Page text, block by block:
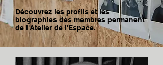
Découvrez les profils et les
biographies des membres permanent
de l'Atelier de l'Espace.